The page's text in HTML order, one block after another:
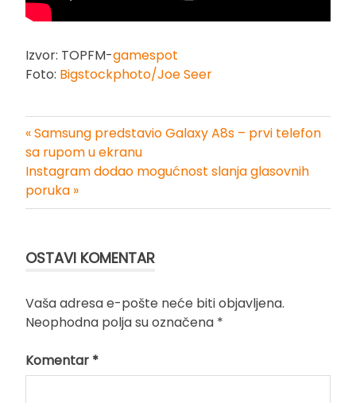
Izvor: TOPFM-gamespot
Foto: Bigstockphoto/Joe Seer
Kretanje
članka
« Samsung predstavio Galaxy A8s – prvi telefon
sa rupom u ekranu
Instagram dodao mogućnost slanja glasovnih
poruka »
OSTAVI KOMENTAR
Vaša adresa e-pošte neće biti objavljena.
Neophodna polja su označena *
Komentar *